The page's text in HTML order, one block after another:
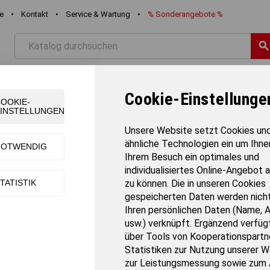
Cookie-
Unsere Website setzt Cookies
ähnliche Technologien ein um
Ihrem Besuch ein optimales und
individualisiertes Online-Angebot
zu können. Die in unseren Cookies
gespeicherten Daten werden
Ihren persönlichen Daten (Name,
usw.) verknüpft. Ergänzend
über Tools von
Statistiken zur Nutzung unserer
zur Leistungsmessung sowie zum
• Kontakt • Service & Wartung • % Sonderangebote %
search
3 Abteile
Garderobenschrank mit Sockel, 3
Artikelbezogene Lieferkosten
Stabile Stahlblechbauweise